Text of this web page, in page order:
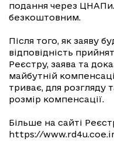
подання через
безкоштовним.
Після того, як заяву
відповідність
Реєстру, заява та
майбутній
триває, для розгляду
розмір компенсації.
Більше на сайті
https://